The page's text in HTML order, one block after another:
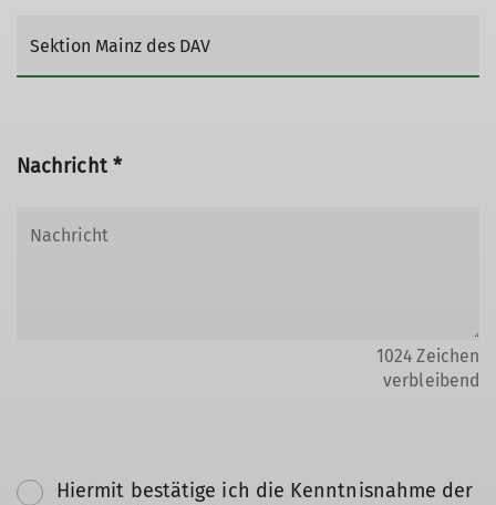
Nachricht *
1024 Zeichen
verbleibend
Hiermit bestätige ich die Kenntnisnahme der